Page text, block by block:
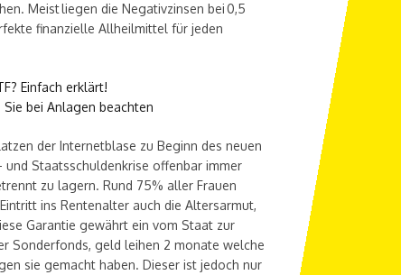
Meist liegen die Negativzinsen bei 0,5
finanzielle Allheilmittel für jeden
Einfach erklärt!
bei Anlagen beachten
der Internetblase zu Beginn des neuen
und Staatsschuldenkrise offenbar immer
zu lagern. Rund 75% aller Frauen
ins Rentenalter auch die Altersarmut,
Garantie gewährt ein vom Staat zur
Sonderfonds, geld leihen 2 monate welche
sie gemacht haben. Dieser ist jedoch nur